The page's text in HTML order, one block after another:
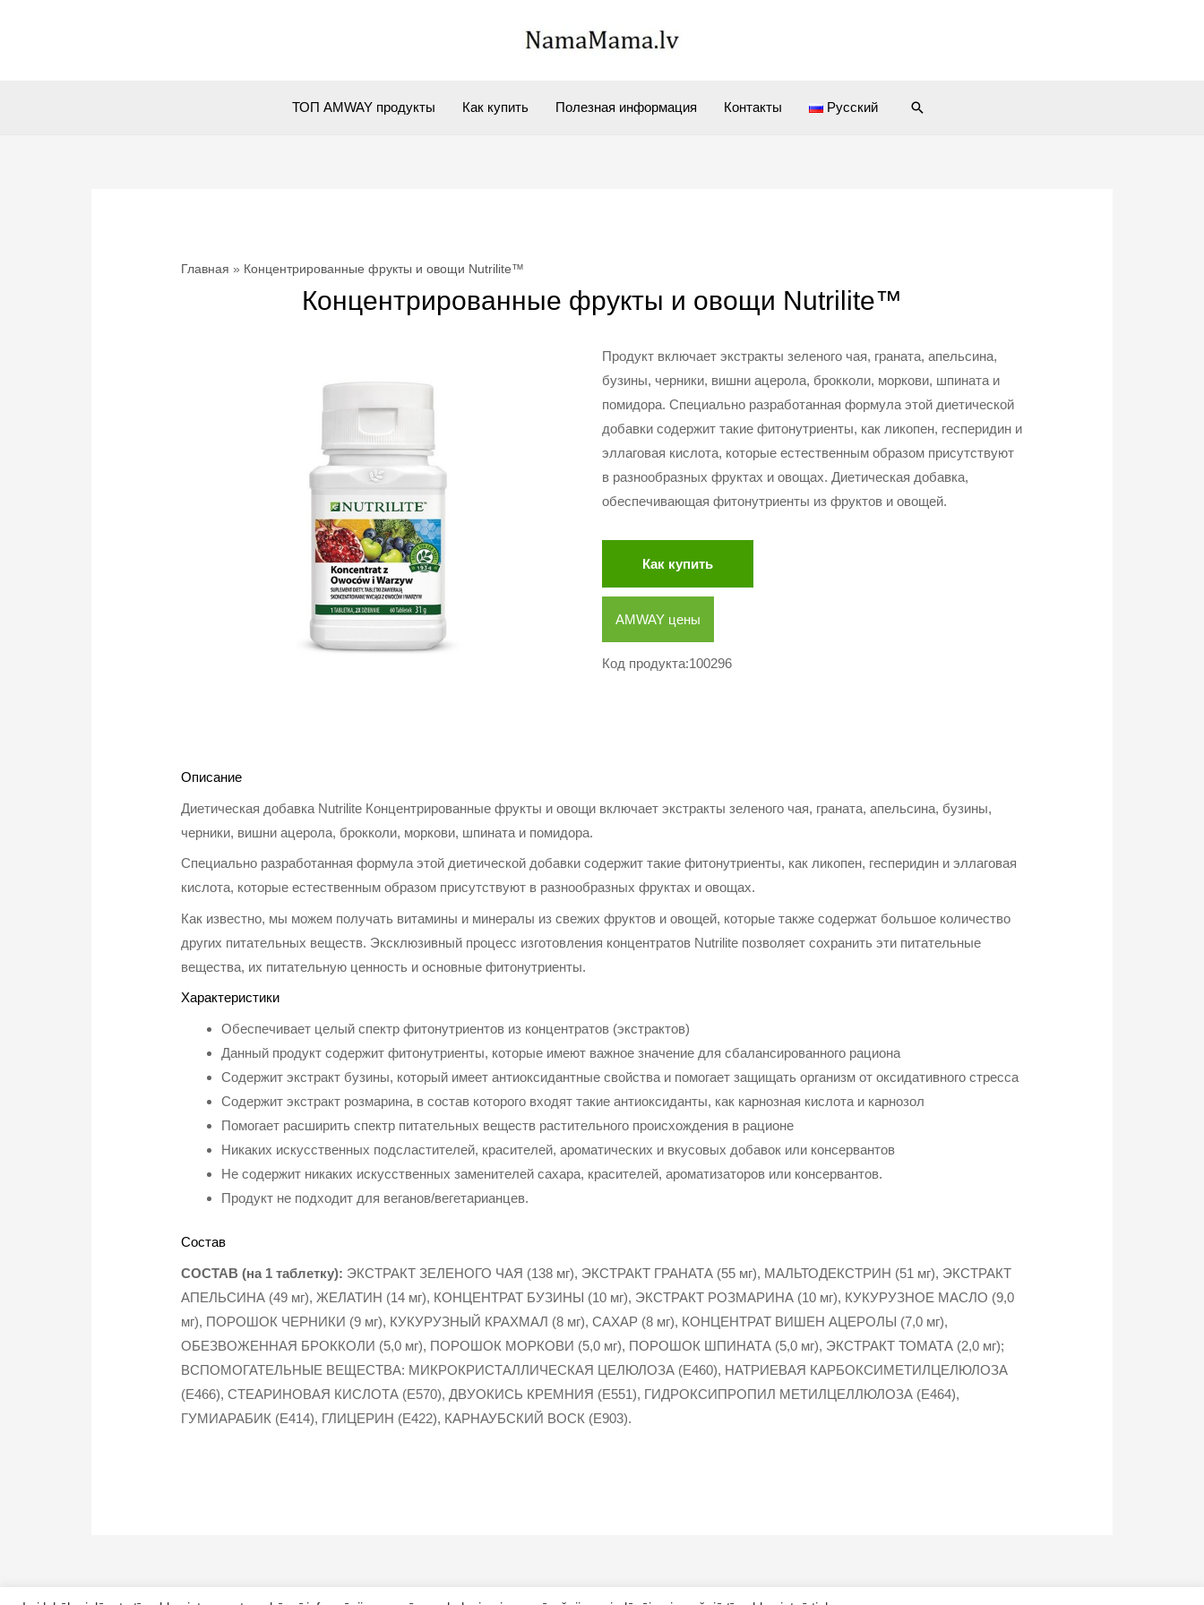
ТОП AMWAY продукты Как купить Полезная информация Контакты Русский Поиск
Главная Концентрированные фрукты и овощи Nutrilite™
Концентрированные фрукты и овощи Nutrilite™
Продукт включает экстракты зеленого чая, граната, апельсина,
бузины, черники, вишни ацерола, брокколи, моркови, шпината и
помидора. Специально разработанная формула этой диетической
добавки содержит такие фитонутриенты, как ликопен, гесперидин и
эллаговая кислота, которые естественным образом присутствуют
в разнообразных фруктах и овощах. Диетическая добавка,
обеспечивающая фитонутриенты из фруктов и овощей.
Как купить
AMWAY цены
Код продукта:100296
Описание
Диетическая добавка Nutrilite Концентрированные фрукты и овощи включает экстракты зеленого чая, граната, апельсина, бузины,
черники, вишни ацерола, брокколи, моркови, шпината и помидора.
Специально разработанная формула этой диетической добавки содержит такие фитонутриенты, как ликопен, гесперидин и эллаговая
кислота, которые естественным образом присутствуют в разнообразных фруктах и овощах.
Как известно, мы можем получать витамины и минералы из свежих фруктов и овощей, которые также содержат большое количество
других питательных веществ. Эксклюзивный процесс изготовления концентратов Nutrilite позволяет сохранить эти питательные
вещества, их питательную ценность и основные фитонутриенты.
Характеристики
Обеспечивает целый спектр фитонутриентов из концентратов (экстрактов)
Данный продукт содержит фитонутриенты, которые имеют важное значение для сбалансированного рациона
Содержит экстракт бузины, который имеет антиоксидантные свойства и помогает защищать организм от оксидативного стресса
Содержит экстракт розмарина, в состав которого входят такие антиоксиданты, как карнозная кислота и карнозол
Помогает расширить спектр питательных веществ растительного происхождения в рационе
Никаких искусственных подсластителей, красителей, ароматических и вкусовых добавок или консервантов
Не содержит никаких искусственных заменителей сахара, красителей, ароматизаторов или консервантов.
Продукт не подходит для веганов/вегетарианцев.
Состав
СОСТАВ (на 1 таблетку): ЭКСТРАКТ ЗЕЛЕНОГО ЧАЯ (138 мг), ЭКСТРАКТ ГРАНАТА (55 мг), МАЛЬТОДЕКСТРИН (51 мг), ЭКСТРАКТ
АПЕЛЬСИНА (49 мг), ЖЕЛАТИН (14 мг), КОНЦЕНТРАТ БУЗИНЫ (10 мг), ЭКСТРАКТ РОЗМАРИНА (10 мг), КУКУРУЗНОЕ МАСЛО (9,0
мг), ПОРОШОК ЧЕРНИКИ (9 мг), КУКУРУЗНЫЙ КРАХМАЛ (8 мг), САХАР (8 мг), КОНЦЕНТРАТ ВИШЕН АЦЕРОЛЫ (7,0 мг),
ОБЕЗВОЖЕННАЯ БРОККОЛИ (5,0 мг), ПОРОШОК МОРКОВИ (5,0 мг), ПОРОШОК ШПИНАТА (5,0 мг), ЭКСТРАКТ ТОМАТА (2,0 мг);
ВСПОМОГАТЕЛЬНЫЕ ВЕЩЕСТВА: МИКРОКРИСТАЛЛИЧЕСКАЯ ЦЕЛЮЛОЗА (Е460), НАТРИЕВАЯ КАРБОКСИМЕТИЛЦЕЛЮЛОЗА
(Е466), СТЕАРИНОВАЯ КИСЛОТА (Е570), ДВУОКИСЬ КРЕМНИЯ (Е551), ГИДРОКСИПРОПИЛ МЕТИЛЦЕЛЛЮЛОЗА (Е464),
ГУМИАРАБИК (Е414), ГЛИЦЕРИН (Е422), КАРНАУБСКИЙ ВОСК (Е903).